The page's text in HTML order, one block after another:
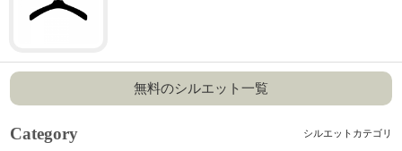
無料のシルエット一覧
Category シルエットカテゴリ